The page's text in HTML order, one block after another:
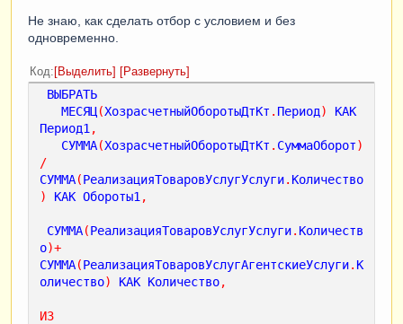
Не знаю, как сделать отбор с условием и без
одновременно.
Код Выделить Развернуть
ВЫБРАТЬ
МЕСЯЦ(ХозрасчетныйОборотыДтКт . Период)
КАК
Период1 ,
СУММА(ХозрасчетныйОборотыДтКт . СуммаОборот)
/
СУММА(РеализацияТоваровУслугУслуги. Количество
)
КАК Обороты1 ,
СУММА(РеализацияТоваровУслугУслуги. Количеств
о)+
СУММА(РеализацияТоваровУслугАгентскиеУслуги. К
оличество) КАК Количество,
ИЗ